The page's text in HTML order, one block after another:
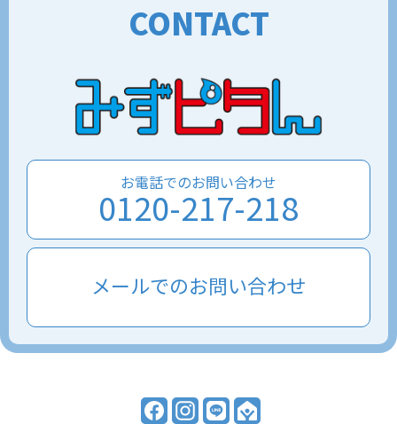
CONTACT
お電話でのお問い合わせ
0120-217-218
メールでのお問い合わせ